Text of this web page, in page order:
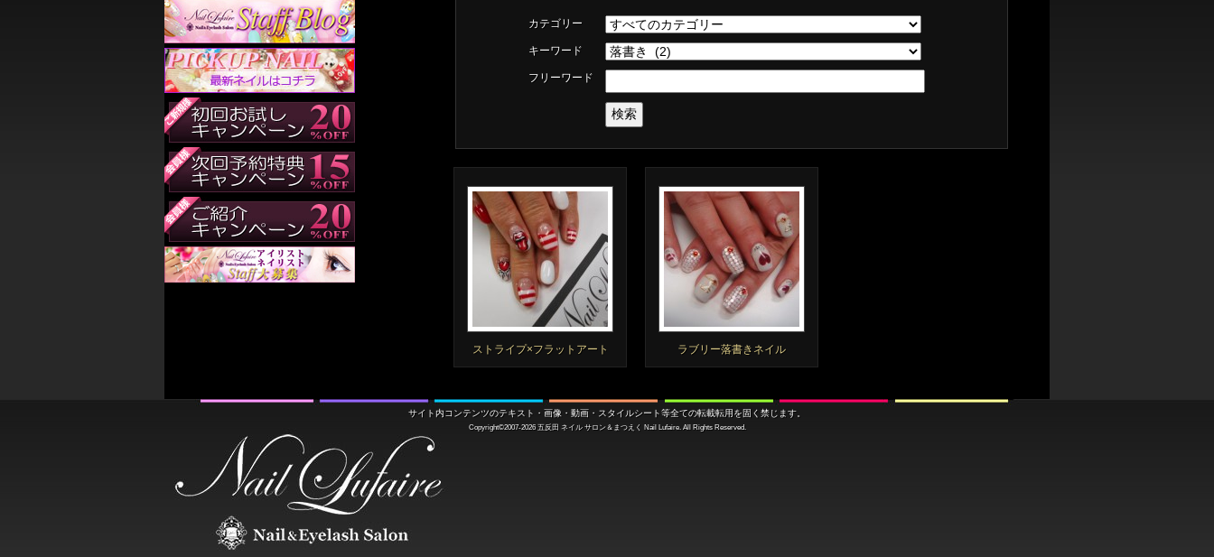
カテゴリー
キーワード
フリーワード
ストライプ×フラットアート ラブリー落書きネイル
サイト内コンテンツのテキスト・画像・動画・スタイルシート等全ての転載転用を固く禁じます。
Copyright©2007-2026 五反田 ネイル サロン＆まつえく Nail Lufaire. All Rights Reserved.